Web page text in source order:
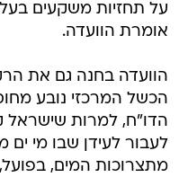
על תחזיות משקעים
אומרת הוועדה.
הוועדה בחנה גם את
הכשל המרכזי נובע
הדו"ח, למרות שישראל
לעבור לעידן שבו מי ים
מתצרוכות המים,